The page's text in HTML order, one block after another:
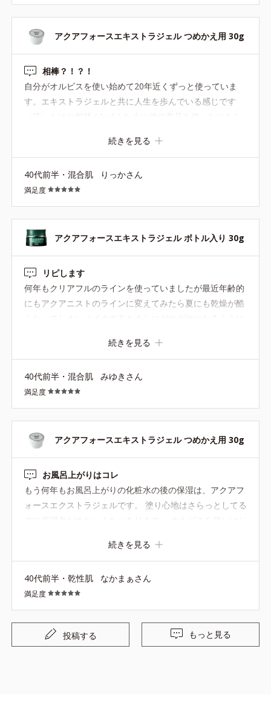
アクアフォースエキストラジェル つめかえ用 30g
相棒？！？！
自分がオルビスを使い始めて20年近くずっと使っていま
す。エキストラジェルと共に人生を歩んでいる感じです
秋冬がオススメです！
続きを見る
40代前半・混合肌 りっかさん
満足度
アクアフォースエキストラジェル ボトル入り 30g
リピします
何年もクリアフルのラインを使っていましたが最近年齢的
にもアクアニストのラインに変えてみたら夏にも乾燥が酷
した。 乾燥がなくなりしっとりもちもち肌に戻ってくれた
冬にも期待出来そうで嬉しい出会いでした！
続きを見る
40代前半・混合肌 みゆきさん
満足度
アクアフォースエキストラジェル つめかえ用 30g
お風呂上がりはコレ
もう何年もお風呂上がりの化粧水の後の保湿は、アクアフ
ォースエクストラジェルです。 塗り心地はさらっとしてる
フォーの今はオルビスユーシリーズにランクアップしまし
ですが、冬でもしっとり感が続くので、ずっと愛用してる
ので廃盤にならないでほしい一品です！
続きを見る
40代前半・乾性肌 なかまぁさん
満足度
投稿する もっと見る